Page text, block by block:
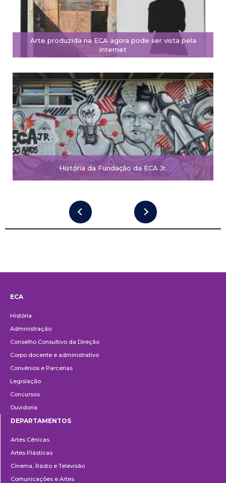
Arte produzida na ECA agora pode ser vista pela
internet
História da Fundação da ECA Jr.
ECA
História
Administração
Conselho Consultivo da Direção
Corpo docente e administrativo
Convênios e Parcerias
Legislação
Concursos
Ouvidoria
DEPARTAMENTOS
Artes Cênicas
Artes Plásticas
Cinema, Rádio e Televisão
Comunicações e Artes